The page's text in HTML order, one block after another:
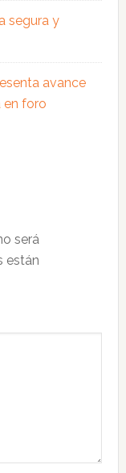
segura y
avance
en foro
será
están